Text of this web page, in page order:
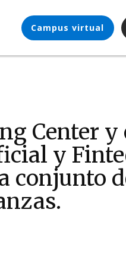
Campus virtual
Center y
y
conjunto